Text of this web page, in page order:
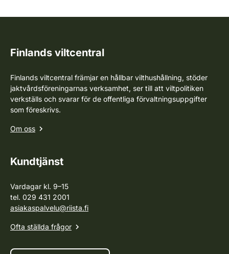
Finlands viltcentral
Finlands viltcentral främjar en hållbar vilthushållning, stöder
jaktvårdsföreningarnas verksamhet, ser till att viltpolitiken
verkställs och svarar för de offentliga förvaltningsuppgifter
som föreskrivs.
Om oss
Kundtjänst
Vardagar kl. 9–15
tel. 029 431 2001
asiakaspalvelu@riista.fi
Ofta ställda frågor